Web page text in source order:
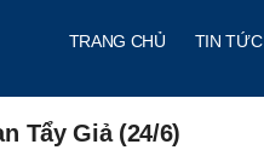
TRANG CHỦ TIN TỨC
Tẩy Giả (24/6)